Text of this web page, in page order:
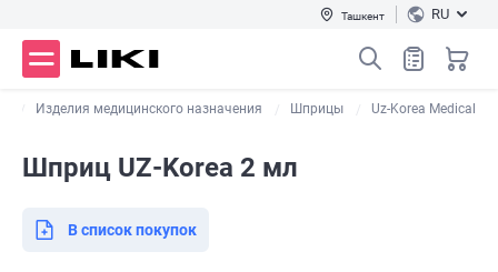
Ташкент RU
Изделия медицинского назначения Шприцы Uz-Korea Medical
Шприц UZ-Korea 2 мл
В список покупок